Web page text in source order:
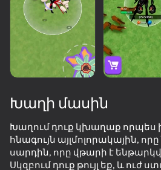
Խաղի մասին
Խաղում դուք կխաղաք որպես
հնագույն այլմոլորակային,
սարդին, որը վթարի է
Սկզբում դուք թույլ եք, և ուժ